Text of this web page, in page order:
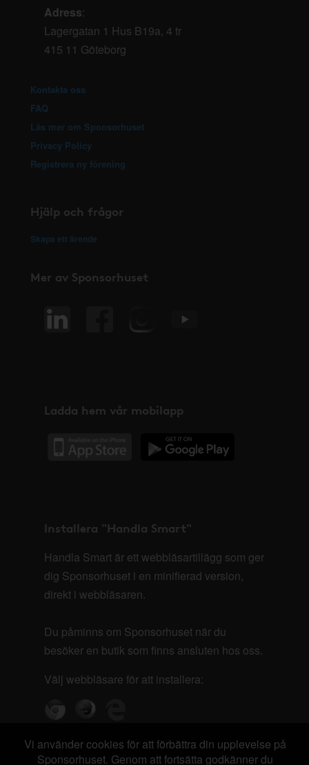
Adress:
Lagergatan 1 Hus B19a, 4 tr
415 11 Göteborg
Kontakta oss
FAQ
Läs mer om Sponsorhuset
Privacy Policy
Registrera ny förening
Hjälp och frågor
Skapa ett ärende
Mer av Sponsorhuset
Ladda hem vår mobilapp
Installera "Handla Smart"
Handla Smart är ett webbläsartillägg som ger
dig Sponsorhuset i en minifierad version,
direkt i webbläsaren.
Du påminns om Sponsorhuset när du
besöker en butik som finns ansluten hos oss.
Välj webbläsare för att installera:
Vi använder cookies för att förbättra din upplevelse på
Sponsorhuset. Genom att fortsätta godkänner du